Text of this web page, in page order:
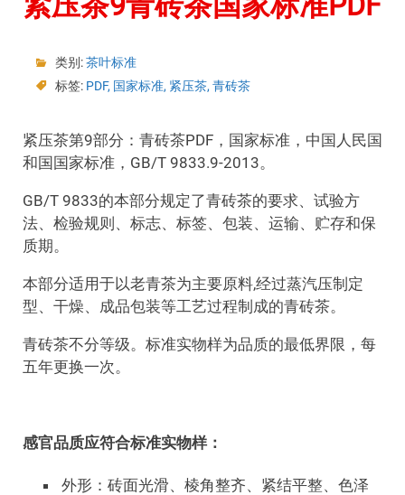
类别:茶叶标准
标签: PDF, 国家标准, 紧压茶, 青砖茶
紧压茶第9部分：青砖茶PDF，国家标准，中国人民国
和国国家标准，GB/T 9833.9-2013。
GB/T 9833的本部分规定了青砖茶的要求、试验方
法、检验规则、标志、标签、包装、运输、贮存和保
质期。
本部分适用于以老青茶为主要原料,经过蒸汽压制定
型、干燥、成品包装等工艺过程制成的青砖茶。
青砖茶不分等级。标准实物样为品质的最低界限，每
五年更换一次。
感官品质应符合标准实物样：
外形：砖面光滑、棱角整齐、紧结平整、色泽